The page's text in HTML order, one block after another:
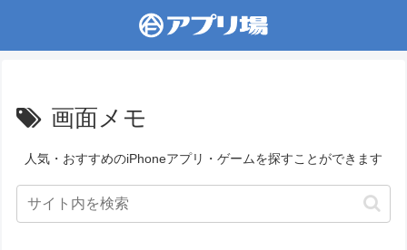
画面メモ
人気・おすすめのiPhoneアプリ・ゲームを探すことができます